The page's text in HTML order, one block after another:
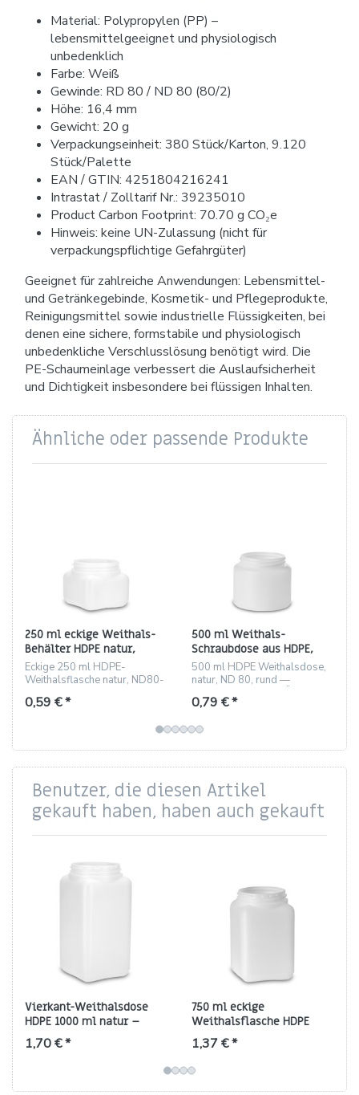
Material: Polypropylen (PP) –
lebensmittelgeeignet und physiologisch
unbedenklich
Farbe: Weiß
Gewinde: RD 80 / ND 80 (80/2)
Höhe: 16,4 mm
Gewicht: 20 g
Verpackungseinheit: 380 Stück/Karton, 9.120
Stück/Palette
EAN / GTIN: 4251804216241
Intrastat / Zolltarif Nr.: 39235010
Product Carbon Footprint: 70.70 g CO₂e
Hinweis: keine UN-Zulassung (nicht für
verpackungspflichtige Gefahrgüter)
Geeignet für zahlreiche Anwendungen: Lebensmittel-
und Getränkegebinde, Kosmetik- und Pflegeprodukte,
Reinigungsmittel sowie industrielle Flüssigkeiten, bei
denen eine sichere, formstabile und physiologisch
unbedenkliche Verschlusslösung benötigt wird. Die
PE-Schaumeinlage verbessert die Auslaufsicherheit
und Dichtigkeit insbesondere bei flüssigen Inhalten.
Ähnliche oder passende Produkte
250 ml eckige Weithals-
Behälter HDPE natur,
Gewinde ND80
Eckige 250 ml HDPE-
Weithalsflasche natur, ND80-
0,59 € *
500 ml Weithals-
Schraubdose aus HDPE,
natur, ND 80, rund
500 ml HDPE Weithalsdose,
natur, ND 80, rund —
0,79 € *
Benutzer, die diesen Artikel
gekauft haben, haben auch gekauft
Vierkant-Weithalsdose
HDPE 1000 ml natur –
eckig, Gewinde RD/ND 80
1,70 € *
750 ml eckige
Weithalsflasche HDPE
natur, Gewinde RD 80
1,37 € *